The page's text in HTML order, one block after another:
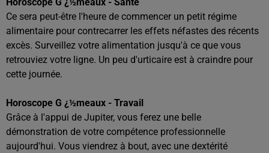
Ce sera peut-être l'heure de commencer un petit régime
alimentaire pour contrecarrer les effets néfastes des récents
excès. Surveillez votre alimentation jusqu'à ce que vous
retrouviez votre ligne. Un peu d'urticaire est à craindre pour
cette journée.
Horoscope G ¿½meaux - Travail
Grâce à l'appui de Jupiter, vous ferez une belle
démonstration de votre compétence professionnelle
aujourd'hui. Vous viendrez à bout, avec une dextérité